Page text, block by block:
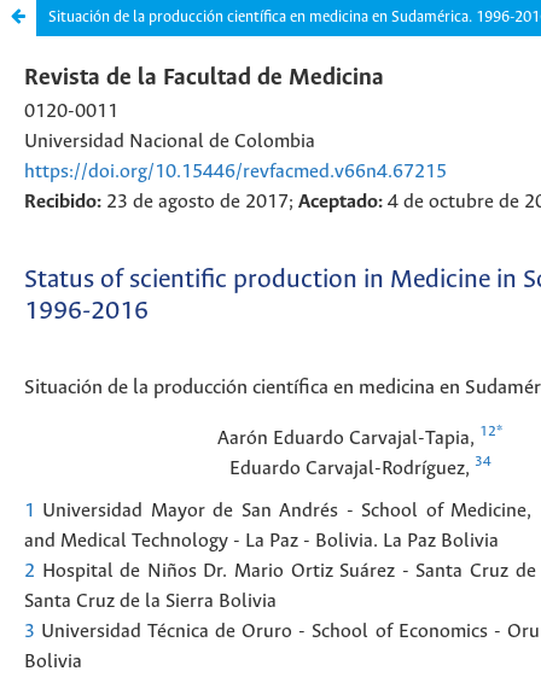
Situación de la producción científica en medicina en Sudamérica. 1996-